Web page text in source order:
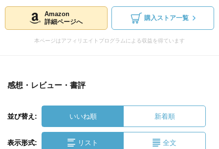
Amazon
詳細ページへ
購入ストア一覧
本ページはアフィリエイトプログラムによる収益を得ています
感想・レビュー・書評
並び替え: いいね順 新着順
表示形式: リスト 全文